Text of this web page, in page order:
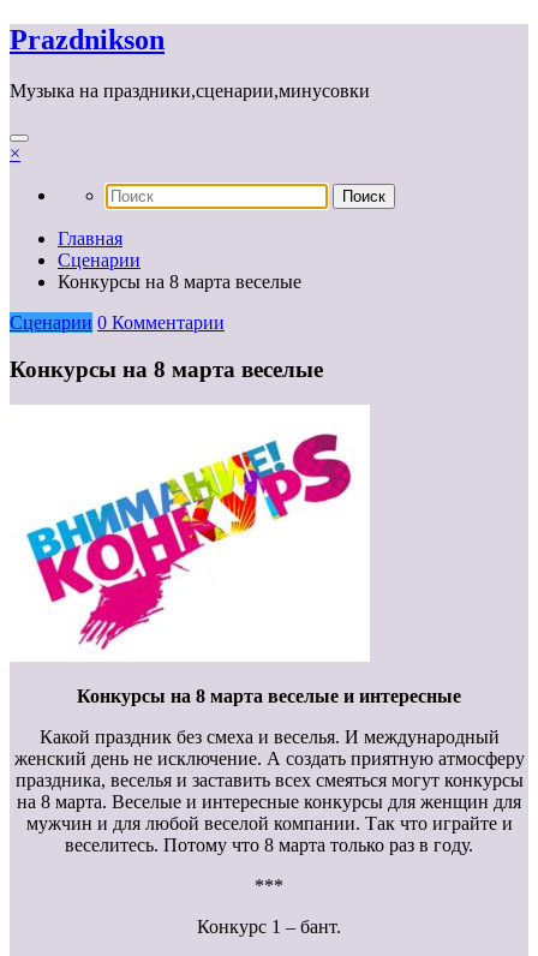
Перейти
к
Prazdnikson
Музыка на праздники,сценарии,минусовки
×
Главная
Сценарии
Конкурсы на 8 марта веселые
Сценарии 0 Комментарии
Конкурсы на 8 марта веселые
Конкурсы на 8 марта веселые и интересные
Какой праздник без смеха и веселья. И международный
женский день не исключение. А создать приятную атмосферу
праздника, веселья и заставить всех смеяться могут конкурсы
на 8 марта. Веселые и интересные конкурсы для женщин для
мужчин и для любой веселой компании. Так что играйте и
веселитесь. Потому что 8 марта только раз в году.
***
Конкурс 1 – бант.